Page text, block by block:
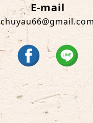
E-mail
chuyau66@gmail.com